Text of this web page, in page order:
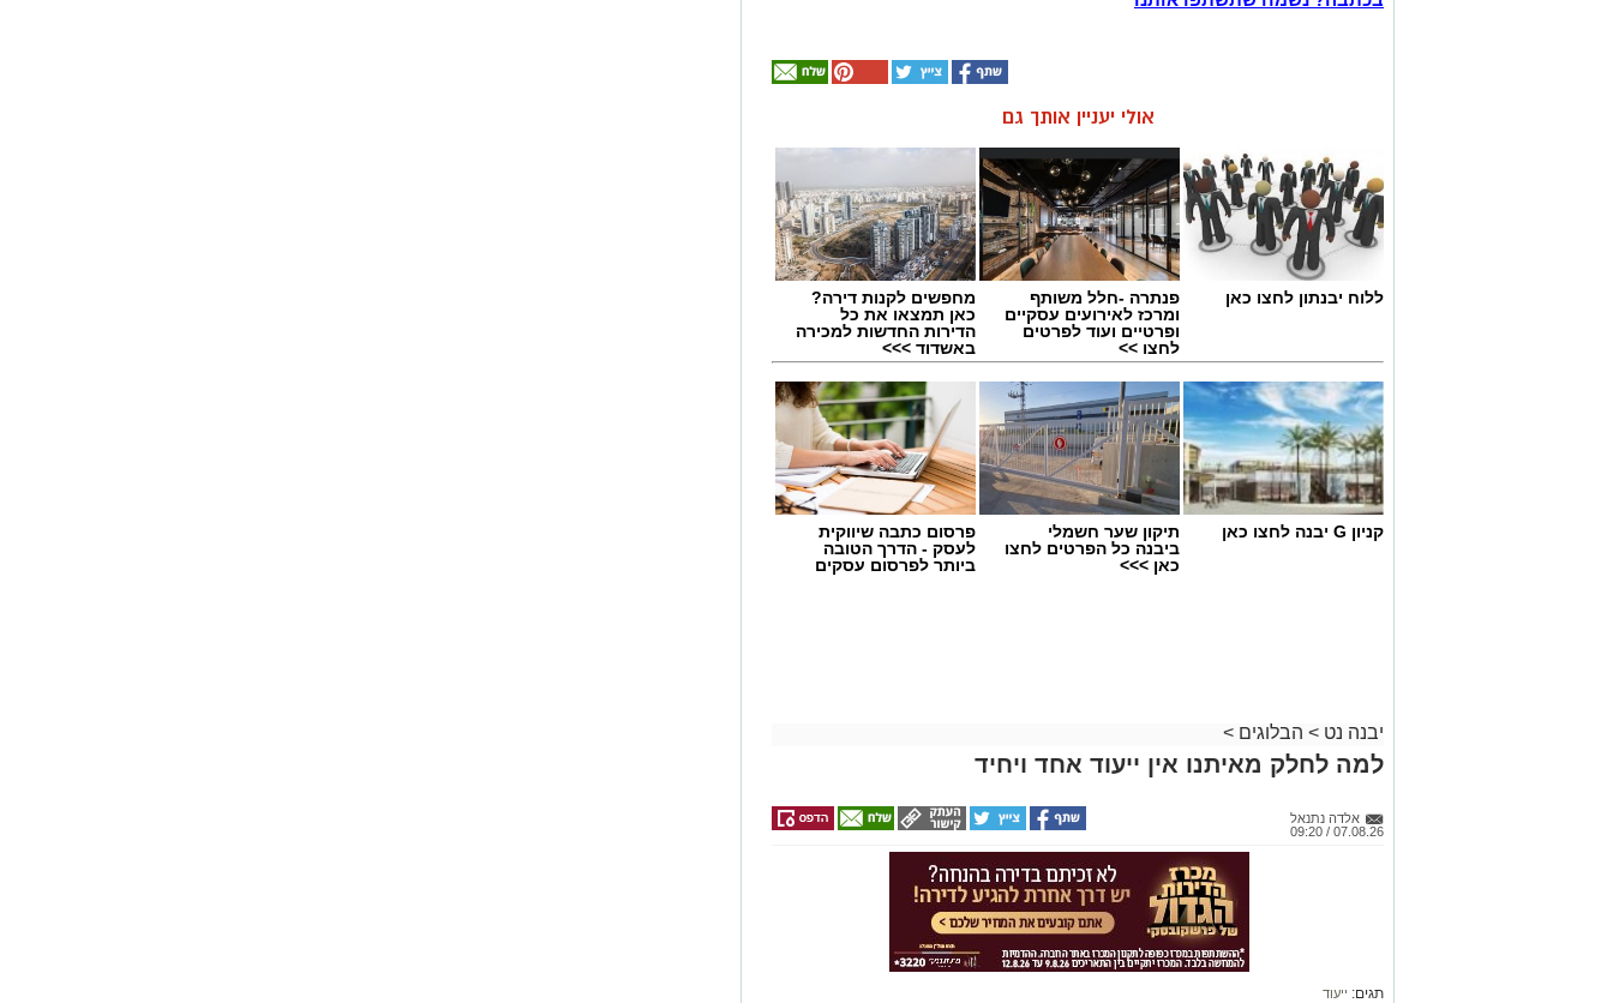
אולי יעניין אותך גם
ללוח יבנתון לחצו כאן
פנתרה -חלל משותף
ומרכז לאירועים עסקיים
ופרטיים ועוד לפרטים
לחצו >>
מחפשים לקנות דירה?
כאן תמצאו את כל
הדירות החדשות למכירה
באשדוד >>>
קניון G יבנה לחצו כאן
תיקון שער חשמלי
ביבנה כל הפרטים לחצו
כאן >>>
פרסום כתבה שיווקית
לעסק - הדרך הטובה
ביותר לפרסום עסקים
יבנה נט > הבלוגים >
למה לחלק מאיתנו אין ייעוד אחד ויחיד
אלדה נתנאל
07.08.26 / 09:20
תגים: ייעוד